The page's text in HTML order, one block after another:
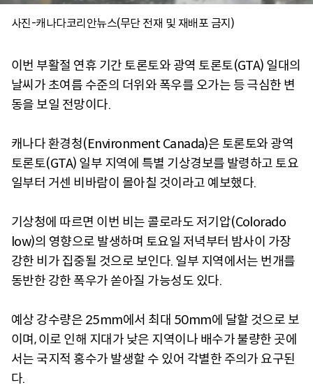
사진-캐나다코리안뉴스(무단 전재 및 재배포 금지)
이번 부활절 연휴 기간 토론토와 광역 토론토(GTA) 일대의
날씨가 초여름 수준의 더위와 폭우를 오가는 등 극심한 변
동을 보일 전망이다.
캐나다 환경청(Environment Canada)은 토론토와 광역
토론토(GTA) 일부 지역에 특별 기상경보를 발령하고 토요
일부터 거센 비바람이 몰아칠 것이라고 예보했다.
기상청에 따르면 이번 비는 콜로라도 저기압(Colorado
low)의 영향으로 발생하며 토요일 저녁부터 밤사이 가장
강한 비가 집중될 것으로 보인다. 일부 지역에서는 번개를
동반한 강한 폭우가 쏟아질 가능성도 있다.
예상 강수량은 25mm에서 최대 50mm에 달할 것으로 보
이며, 이로 인해 지대가 낮은 지역이나 배수가 불량한 곳에
서는 국지적 홍수가 발생할 수 있어 각별한 주의가 요구된
다.